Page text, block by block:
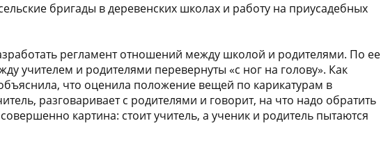
бригады в деревенских школах и работу на приусадебных
регламент отношений между школой и родителями. По ее
учителем и родителями перевернуты «с ног на голову». Как
что оценила положение вещей по карикатурам в
разговаривает с родителями и говорит, на что надо обратить
картина: стоит учитель, а ученик и родитель пытаются